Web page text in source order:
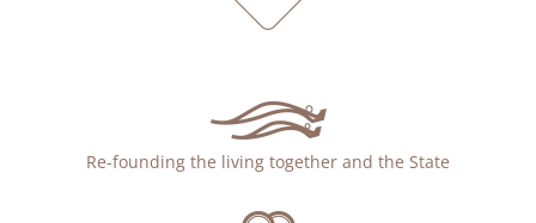
Re-founding the living together and the State